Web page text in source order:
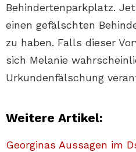
Behindertenparkplatz.
einen gefälschten
zu haben. Falls dieser
sich Melanie
Urkundenfälschung
Weitere Artikel:
Georginas Aussagen im